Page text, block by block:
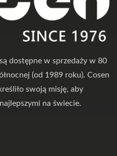
dostępne w sprzedaży w 80
(od 1989 roku). Cosen
swoją misję, aby
na świecie.